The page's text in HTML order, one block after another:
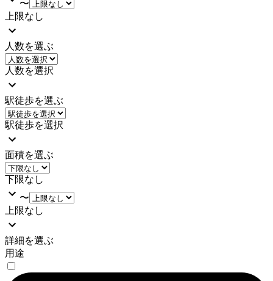
〜
上限なし
人数を選ぶ
人数を選択
駅徒歩を選ぶ
駅徒歩を選択
面積を選ぶ
下限なし
〜
上限なし
詳細を選ぶ
用途